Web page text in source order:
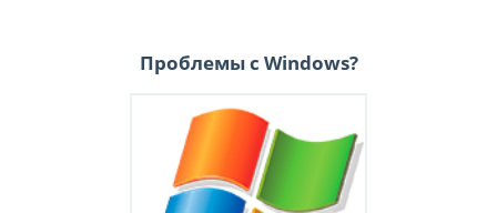
Проблемы с Windows?